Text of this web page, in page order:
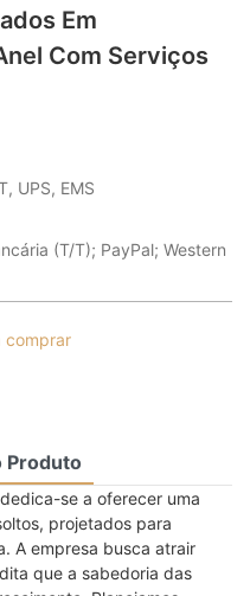
Em
Com Serviços
UPS, EMS
(T/T); PayPal; Western
comprar
Produto
se a oferecer uma
projetados para
A empresa busca atrair
que a sabedoria das